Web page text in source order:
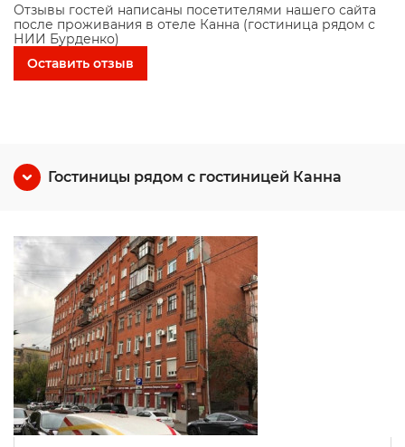
Отзывы гостей написаны посетителями нашего сайта
после проживания в отеле Канна (гостиница рядом с
НИИ Бурденко)
Оставить отзыв
Гостиницы рядом с гостиницей Канна